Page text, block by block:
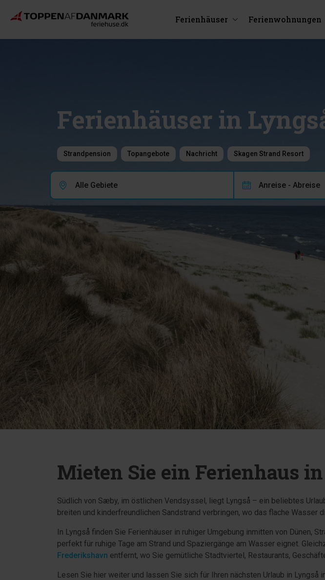
Ferienhäuser Ferienwohnungen
Ferienhäuser in
Strandpension Topangebote Nachricht Skagen Strand Resort
Alle Gebiete Anreise - Abreise
Mieten Sie ein Ferienhaus
Südlich von Sæby, im östlichen Vendsyssel, liegt Lyngså – ein beliebtes
breiten und kinderfreundlichen Sandstrand verbringen, wo das flache Wasser
In Lyngså finden Sie Ferienhäuser in ruhiger Umgebung inmitten von Dünen,
perfekt für ruhige Tage am Strand und Spaziergänge am Wasser eignet.
Frederikshavn entfernt, wo Sie gemütliche Stadtviertel, Restaurants,
Lesen Sie hier weiter und lassen Sie sich für Ihren nächsten Urlaub in Lyngså